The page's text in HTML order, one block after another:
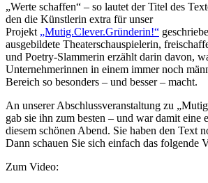
„Werte schaffen“ – so lautet der Titel des
den die Künstlerin extra für unser
Projekt „Mutig.Clever.Gründerin!“
ausgebildete Theaterschauspielerin,
und Poetry-Slammerin erzählt darin davon,
Unternehmerinnen in einem immer noch
Bereich so besonders – und besser – macht.
An unserer Abschlussveranstaltung zu
gab sie ihn zum besten – und war damit eine
diesem schönen Abend. Sie haben den Text
Dann schauen Sie sich einfach das folgende
Zum Video: